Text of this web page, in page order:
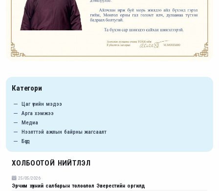
Категори
Цаг үеийн мэдээ
Арга хэмжээ
Медиа
Нээлттэй ажлын байрны жагсаалт
Бүгд
ХОЛБООТОЙ НИЙТЛЭЛ
25/05/2026
Эрчим хүчний салбарын төлөөлөл Эверестийн оргилд